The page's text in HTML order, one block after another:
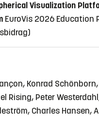
Visualization
EuroVis 2026 Education
Konrad
Rising, Peter
Charles Hansen,